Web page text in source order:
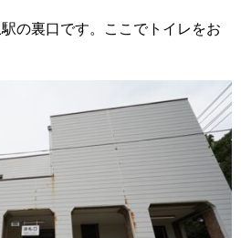
の裏口です。ここでトイレをお